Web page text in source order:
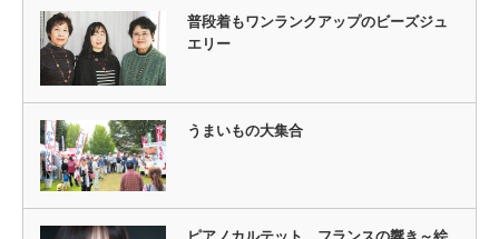
普段着もワンランクアップのビーズジュ
エリー
うまいもの大集合